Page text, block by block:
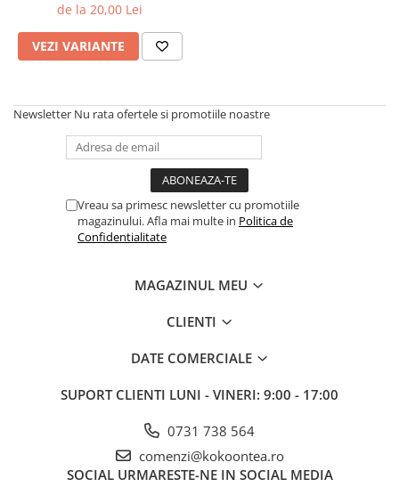
de la 20,00 Lei
VEZI VARIANTE
Newsletter Nu rata ofertele si promotiile noastre
Vreau sa primesc newsletter cu promotiile
magazinului. Afla mai multe in Politica de
Confidentialitate
MAGAZINUL MEU
CLIENTI
DATE COMERCIALE
SUPORT CLIENTI LUNI - VINERI: 9:00 - 17:00
0731 738 564
comenzi@kokoontea.ro
SOCIAL URMARESTE-NE IN SOCIAL MEDIA